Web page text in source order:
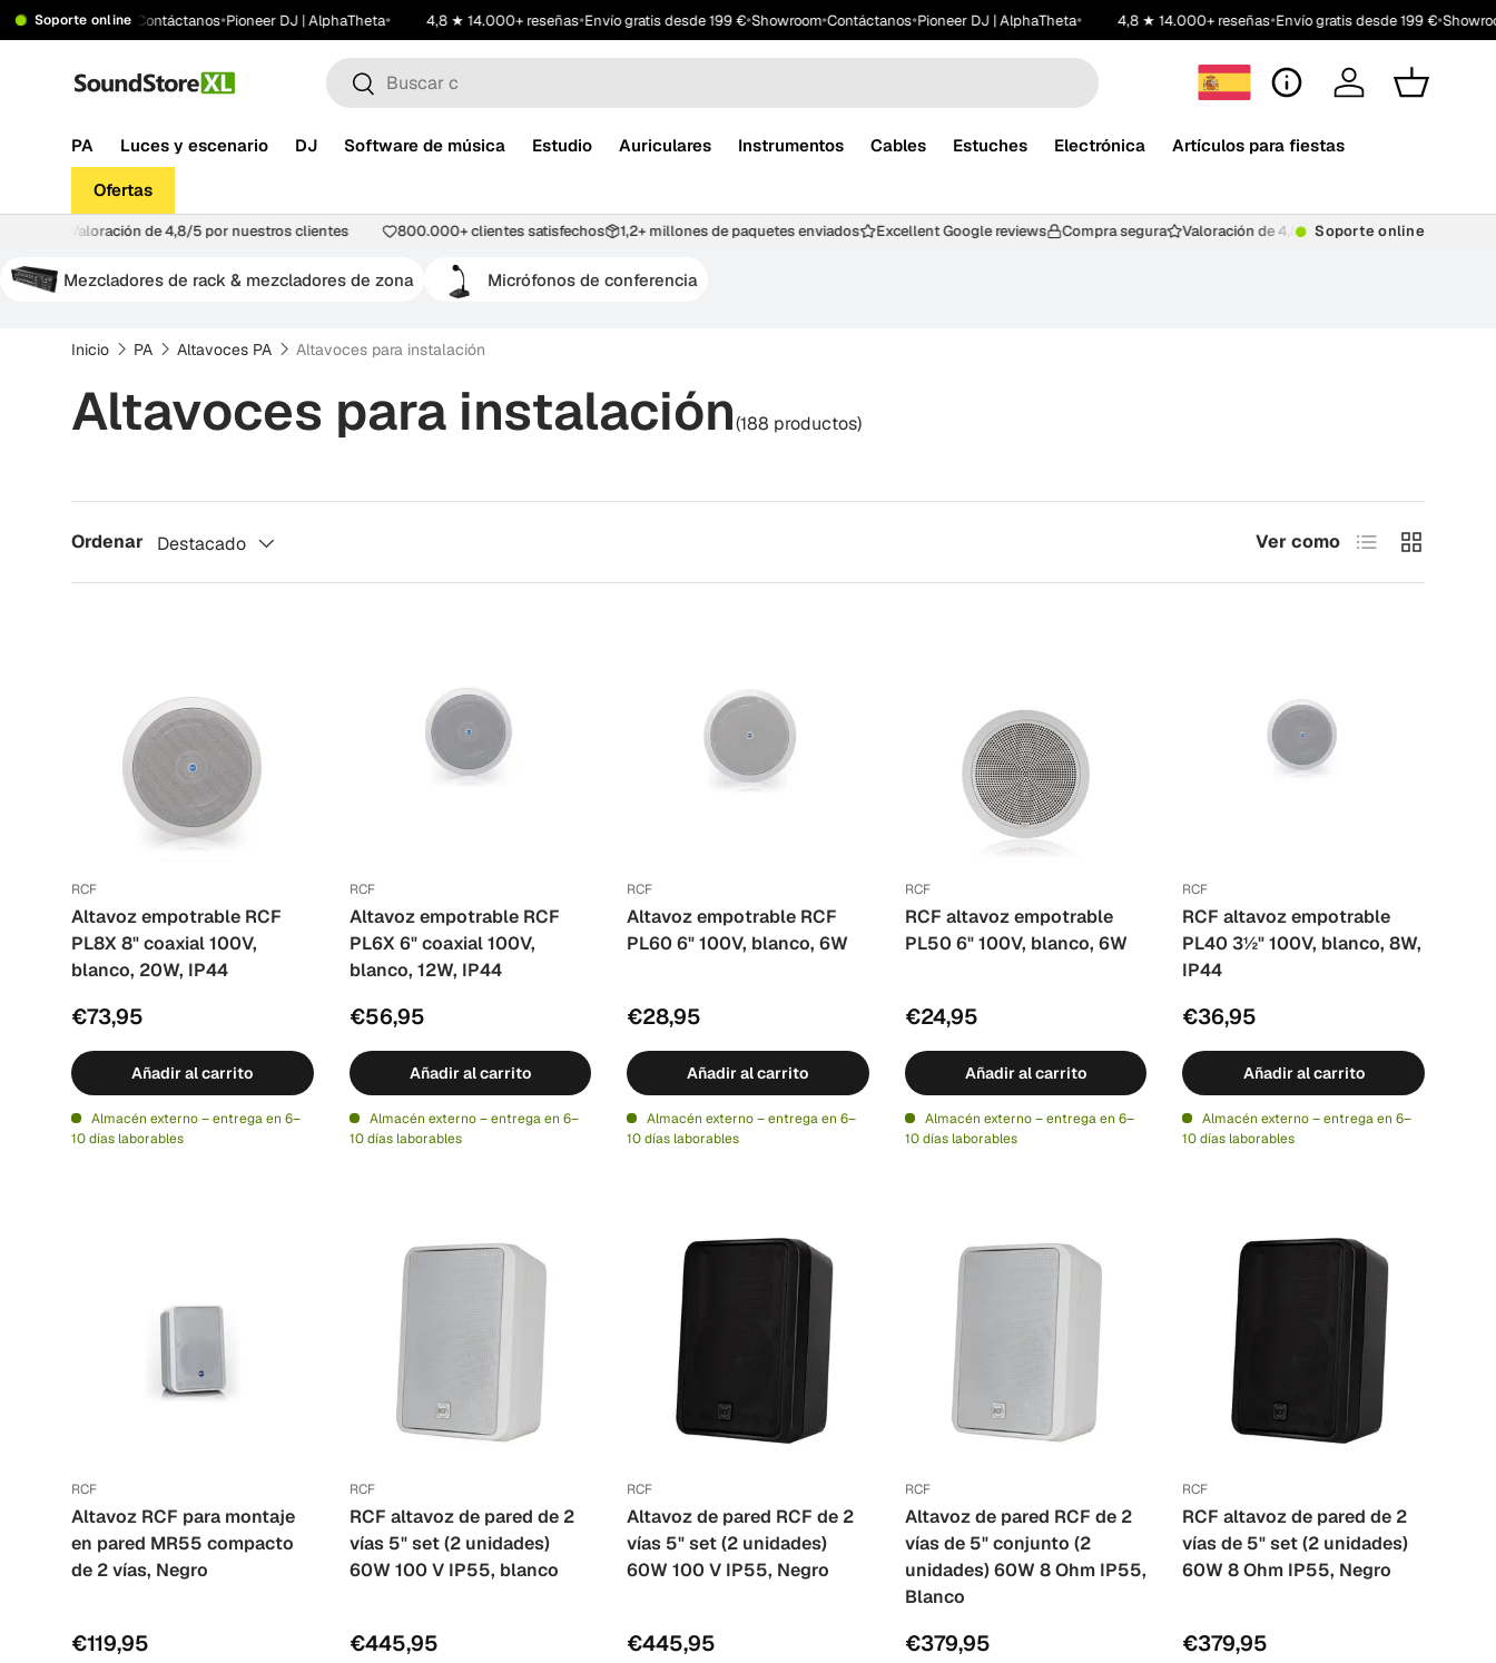
Saltar al contenido
Soporte online
€•Showroom•Contáctanos•Pioneer DJ | AlphaTheta• 4,8 ★ 14.000+ reseñas•Envío gratis desde 199 €•Showroom•Contáctanos•Pioneer DJ | AlphaTheta• 4,8 ★ 14.000+ reseñas•Envío gratis desde 199 €•
Buscar
Buscar Atención al cliente
Iniciar sesión
Carrito
PA Luces y escenario DJ Software de música Estudio Auriculares Instrumentos Cables Estuches Electrónica Artículos para fiestas
Ofertas
Valoración de 4,8/5 por nuestros clientes 800.000+ clientes satisfechos 1,2+ millones de paquetes enviados Excellent Google reviews Compra segura Valoración de 4,8/5 por nuestros clientes
Soporte online
Mezcladores de rack & mezcladores de zona Micrófonos de conferencia
Inicio PA Altavoces PA Altavoces para instalación
Altavoces para instalación(188 productos)
Ordenar Destacado Ver como Lista Tabla
RCF
Altavoz empotrable RCF
PL8X 8" coaxial 100V,
blanco, 20W, IP44
€73,95
Añadir al carrito
Almacén externo – entrega en 6–
10 días laborables
RCF
Altavoz empotrable RCF
PL6X 6" coaxial 100V,
blanco, 12W, IP44
€56,95
Añadir al carrito
Almacén externo – entrega en 6–
10 días laborables
RCF
Altavoz empotrable RCF
PL60 6" 100V, blanco, 6W
€28,95
Añadir al carrito
Almacén externo – entrega en 6–
10 días laborables
RCF
RCF altavoz empotrable
PL50 6" 100V, blanco, 6W
€24,95
Añadir al carrito
Almacén externo – entrega en 6–
10 días laborables
RCF
RCF altavoz empotrable
PL40 3½" 100V, blanco, 8W,
IP44
€36,95
Añadir al carrito
Almacén externo – entrega en 6–
10 días laborables
RCF
Altavoz RCF para montaje
en pared MR55 compacto
de 2 vías, Negro
€119,95
RCF
RCF altavoz de pared de 2
vías 5" set (2 unidades)
60W 100 V IP55, blanco
€445,95
RCF
Altavoz de pared RCF de 2
vías 5" set (2 unidades)
60W 100 V IP55, Negro
€445,95
RCF
Altavoz de pared RCF de 2
vías de 5" conjunto (2
unidades) 60W 8 Ohm IP55,
Blanco
€379,95
RCF
RCF altavoz de pared de 2
vías de 5" set (2 unidades)
60W 8 Ohm IP55, Negro
€379,95